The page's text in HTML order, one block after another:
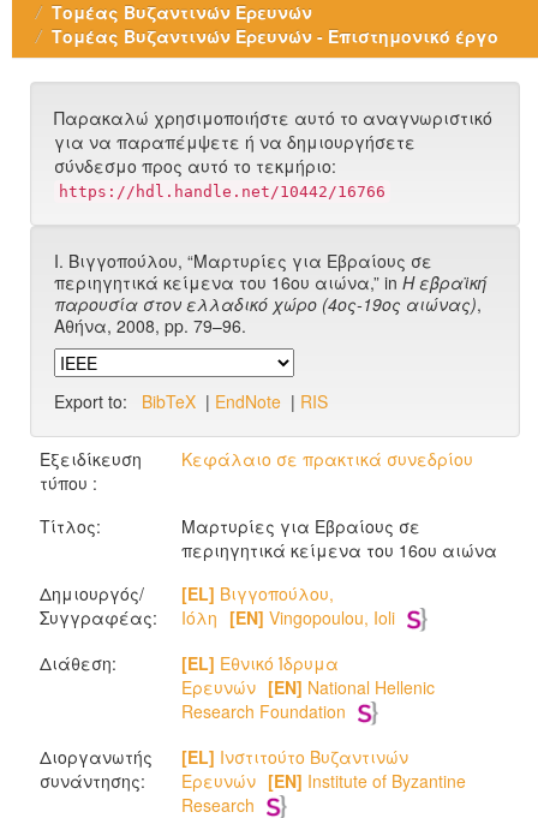
Τομέας Βυζαντινών Ερευνών
Τομέας Βυζαντινών Ερευνών - Επιστημονικό έργο
Παρακαλώ χρησιμοποιήστε αυτό το αναγνωριστικό
για να παραπέμψετε ή να δημιουργήσετε
σύνδεσμο προς αυτό το τεκμήριο:
https://hdl.handle.net/10442/16766
Ι. Βιγγοπούλου, “Μαρτυρίες για Εβραίους σε
περιηγητικά κείμενα του 16ου αιώνα,” in Η εβραϊκή
παρουσία στον ελλαδικό χώρο (4ος-19ος αιώνας),
Αθήνα, 2008, pp. 79–96.
Export to: BibTeX | EndNote | RIS
Εξειδίκευση
τύπου :
Κεφάλαιο σε πρακτικά συνεδρίου
Τίτλος:
Μαρτυρίες για Εβραίους σε
περιηγητικά κείμενα του 16ου αιώνα
Δημιουργός/
Συγγραφέας:
[EL] Βιγγοπούλου,
Ιόλη [EN] Vingopoulou, Ioli
Διάθεση:
[EL] Εθνικό Ίδρυμα
Ερευνών [EN] National Hellenic
Research Foundation
Διοργανωτής
συνάντησης:
[EL] Ινστιτούτο Βυζαντινών
Ερευνών [EN] Institute of Byzantine
Research